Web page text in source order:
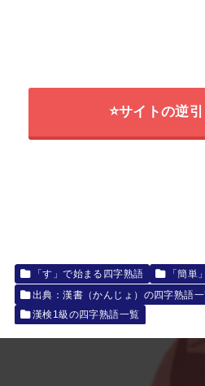
⭐サイトの逆
「す」で始まる四字熟語
「簡単
出典：漢書（かんじょ）の四字熟語
漢検1級の四字熟語一覧